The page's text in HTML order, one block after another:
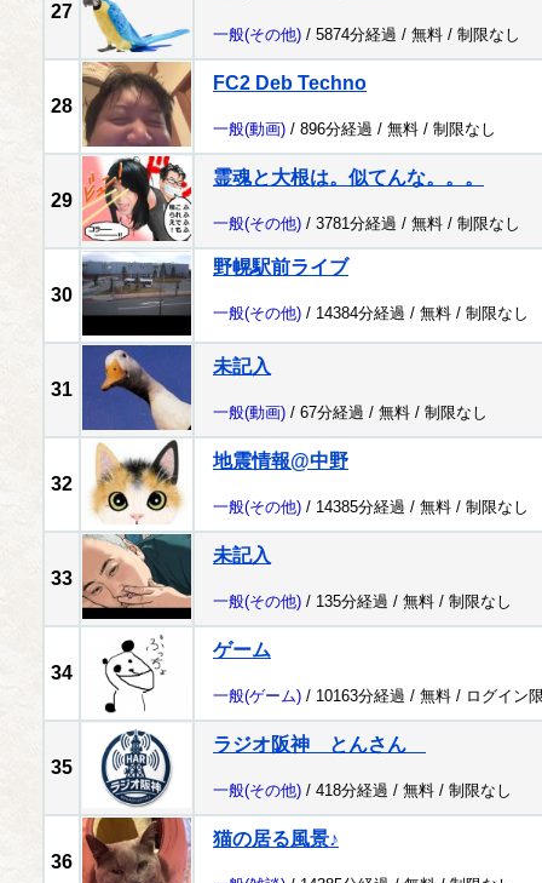
27
一般(その他) / 5874分経過 / 無料 / 制限なし
28
FC2 Deb Techno
一般(動画) / 896分経過 / 無料 / 制限なし
29
霊魂と大根は。似てんな。。。
一般(その他) / 3781分経過 / 無料 / 制限なし
30
野幌駅前ライブ
一般(その他) / 14384分経過 / 無料 / 制限なし
31
未記入
一般(動画) / 67分経過 / 無料 / 制限なし
32
地震情報@中野
一般(その他) / 14385分経過 / 無料 / 制限なし
33
未記入
一般(その他) / 135分経過 / 無料 / 制限なし
34
ゲーム
一般(ゲーム) / 10163分経過 / 無料 / ログイン
35
ラジオ阪神 とんさん
一般(その他) / 418分経過 / 無料 / 制限なし
36
猫の居る風景♪